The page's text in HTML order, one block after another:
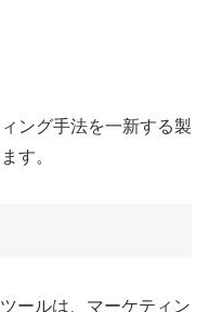
ング手法を一新する製
す。
ールは、マーケティン